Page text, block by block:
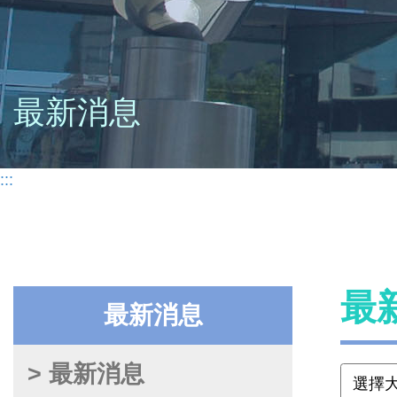
最新消息
:::
最新消息
> 最新消息
最